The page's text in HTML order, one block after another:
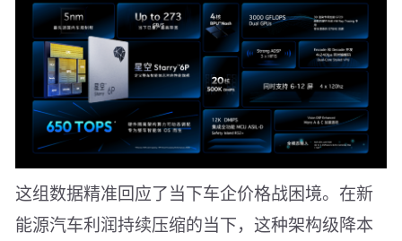
这组数据精准回应了当下车企价格战困境。在新
能源汽车利润持续压缩的当下，这种架构级降本